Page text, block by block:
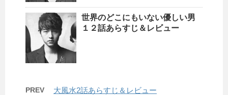
世界のどこにもいない優しい男
１２話あらすじ＆レビュー
PREV 大風水2話あらすじ＆レビュー